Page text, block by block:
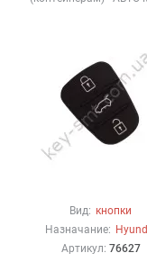
Вид: кнопки
Назначание:
Артикул: 76627